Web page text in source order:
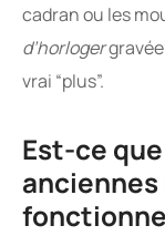
cadran ou les
d’horlogergravée
vrai “plus”.
Est-ce